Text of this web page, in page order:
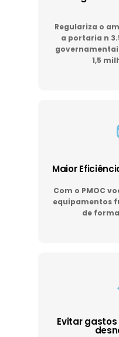
Regulariza o
a portaria n
1,5
Maior
Com o PMOC
equipamentos
de
Evitar